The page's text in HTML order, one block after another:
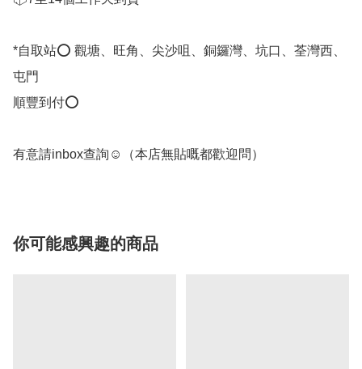
*自取站⭕ 觀塘、旺角、尖沙咀、銅鑼灣、坑口、荃灣西、
屯門
順豐到付⭕
有意請inbox查詢☺️（本店無貼嘅都歡迎問） 
你可能感興趣的商品